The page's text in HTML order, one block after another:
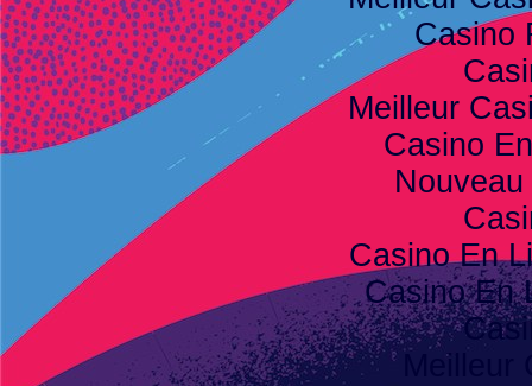
Casino
Meilleur
Casino
Casino En
Casino En